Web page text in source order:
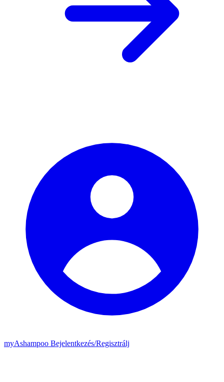
myAshampoo Bejelentkezés/Regisztrálj